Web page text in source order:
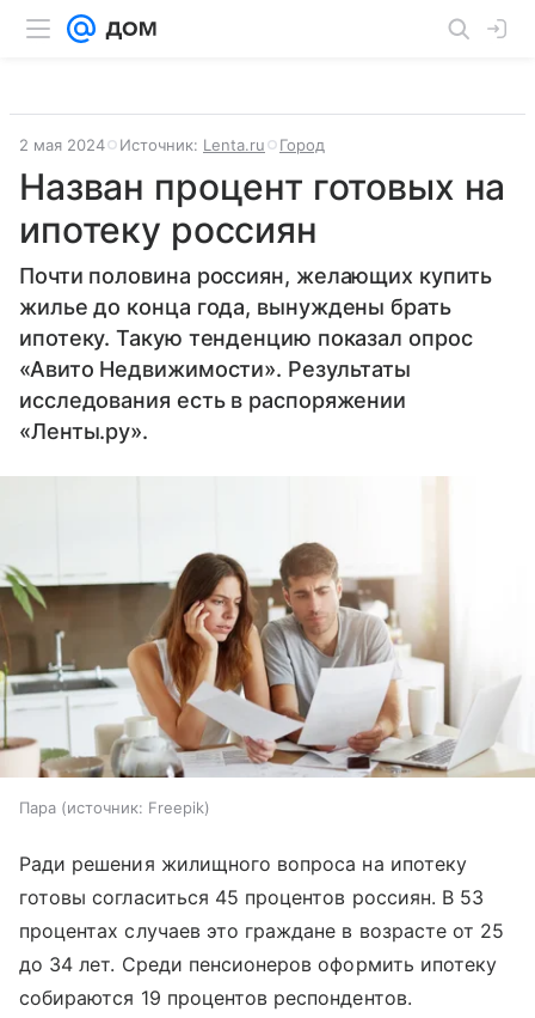
2 мая 2024 Источник: Lenta.ru Город
Назван процент готовых на
ипотеку россиян
Почти половина россиян, желающих купить
жилье до конца года, вынуждены брать
ипотеку. Такую тенденцию показал опрос
«Авито Недвижимости». Результаты
исследования есть в распоряжении
«Ленты.ру».
Пара источник: Freepik
Ради решения жилищного вопроса на ипотеку
готовы согласиться 45 процентов россиян. В 53
процентах случаев это граждане в возрасте от 25
до 34 лет. Среди пенсионеров оформить ипотеку
собираются 19 процентов респондентов.